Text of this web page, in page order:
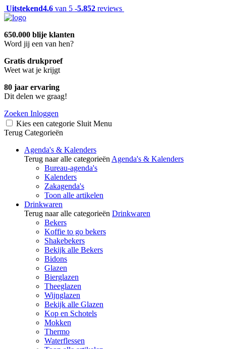
Uitstekend4.6 van 5 -5.852 reviews
650.000 blije klanten
Word jij een van hen?
Gratis drukproef
Weet wat je krijgt
80 jaar ervaring
Dit delen we graag!
Zoeken Inloggen
Kies een categorie Sluit Menu
Terug Categorieën
Agenda's & Kalenders
Terug naar alle categorieën Agenda's & Kalenders
Bureau-agenda's
Kalenders
Zakagenda's
Toon alle artikelen
Drinkwaren
Terug naar alle categorieën Drinkwaren
Bekers
Koffie to go bekers
Shakebekers
Bekijk alle Bekers
Bidons
Glazen
Bierglazen
Theeglazen
Wijnglazen
Bekijk alle Glazen
Kop en Schotels
Mokken
Thermo
Waterflessen